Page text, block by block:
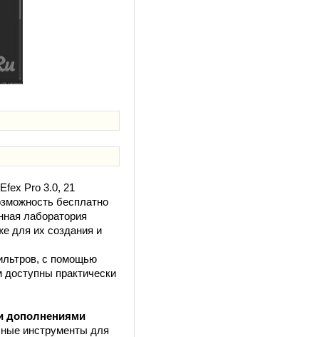
Pro 3.0, 21
бесплатно
лаборатория
для их создания и
с помощью
практически
дополнениями
инструменты для